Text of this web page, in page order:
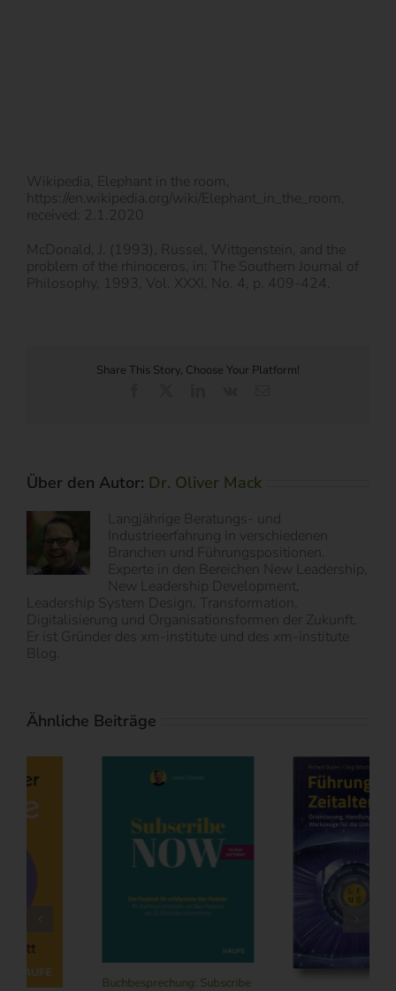
Wikipedia, Elephant in the room,
https://en.wikipedia.org/wiki/Elephant_in_the_room,
received: 2.1.2020
McDonald, J. (1993), Russel, Wittgenstein, and the
problem of the rhinoceros, in: The Southern Journal of
Philosophy, 1993, Vol. XXXI, No. 4, p. 409-424.
Share This Story, Choose Your Platform!
Über den Autor: Dr. Oliver Mack
Langjährige Beratungs- und
Industrieerfahrung in verschiedenen
Branchen und Führungspositionen.
Experte in den Bereichen New Leadership,
New Leadership Development,
Leadership System Design, Transformation,
Digitalisierung und Organisationsformen der Zukunft.
Er ist Gründer des xm-institute und des xm-institute
Blog.
Ähnliche Beiträge
Buchbesprechung: Subscribe